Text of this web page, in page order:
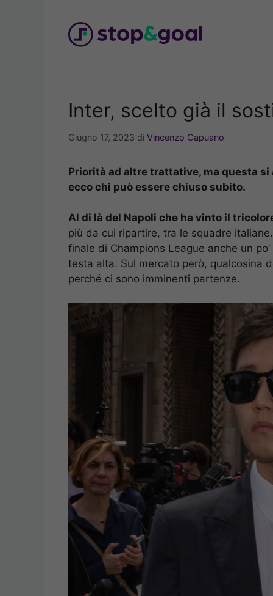
Inter, scelto già il
Giugno 17, 2023 di Vincenzo Capuano
Priorità ad altre trattative, ma questa si
ecco chi può essere chiuso subito.
Al di là del Napoli che ha vinto il
più da cui ripartire, tra le squadre
finale di Champions League anche un
testa alta. Sul mercato però, qualcosina
perché ci sono imminenti partenze.